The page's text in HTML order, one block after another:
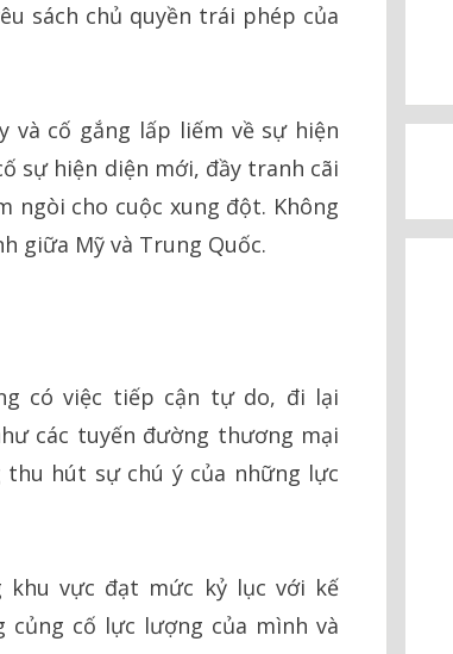
sách chủ quyền trái phép của
và cố gắng lấp liếm về sự hiện
sự hiện diện mới, đầy tranh cãi
ngòi cho cuộc xung đột. Không
giữa Mỹ và Trung Quốc.
có việc tiếp cận tự do, đi lại
các tuyến đường thương mại
hút sự chú ý của những lực
khu vực đạt mức kỷ lục với kế
củng cố lực lượng của mình và